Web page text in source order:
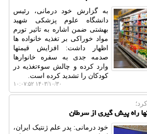
به گزارش خود درمانی، رئیس
دانشگاه علوم پزشکی شهید
بهشتی ضمن اشاره به تاثیر تورم
مواد خوراکی بر تغذیه خانواده ها
اظهار داشت: افزایش قیمتها
صدمه جدی به سفره خانوارها
وارد کرده و چالش سوءتغذیه در
کودکان را تشدید کرده است.
۱۴۰۳/۱۰/۳۰ ۱۰:۰۷:۵۲
راه پیش گیری از سرطان
خود درمانی: پدر علم ژنتیک ایران،